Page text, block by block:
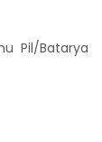
Pil/Batarya